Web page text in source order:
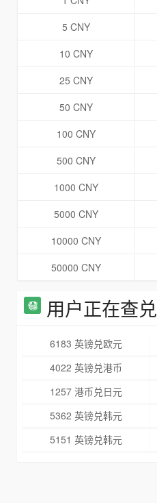
5 CNY
10 CNY
25 CNY
50 CNY
100 CNY
500 CNY
1000 CNY
5000 CNY
10000 CNY
50000 CNY
用户正在查兑
6183 英镑兑欧元
4022 英镑兑港币
1257 港币兑日元
5362 英镑兑韩元
5151 英镑兑韩元